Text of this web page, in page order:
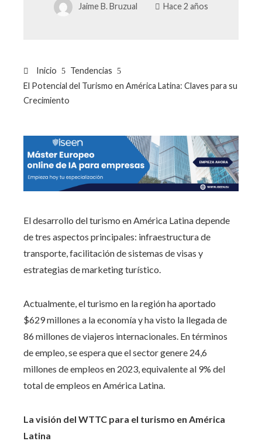
Jaime B. Bruzual Hace 2 años
Inicio
Tendencias
El Potencial del Turismo en América Latina: Claves para su
Crecimiento
El desarrollo del turismo en América Latina depende
de tres aspectos principales: infraestructura de
transporte, facilitación de sistemas de visas y
estrategias de marketing turístico.
Actualmente, el turismo en la región ha aportado
$629 millones a la economía y ha visto la llegada de
86 millones de viajeros internacionales. En términos
de empleo, se espera que el sector genere 24,6
millones de empleos en 2023, equivalente al 9% del
total de empleos en América Latina.
La visión del WTTC para el turismo en América
Latina